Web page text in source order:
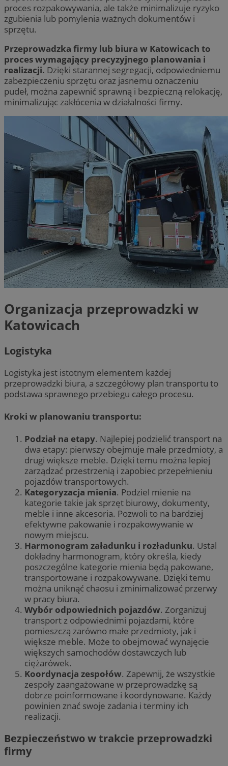
proces rozpakowywania, ale także minimalizuje ryzyko
zgubienia lub pomylenia ważnych dokumentów i
sprzętu.
Przeprowadzka firmy lub biura w Katowicach to
proces wymagający precyzyjnego planowania i
realizacji. Dzięki starannej segregacji, odpowiedniemu
zabezpieczeniu sprzętu oraz jasnemu oznaczeniu
pudeł, można zapewnić sprawną i bezpieczną relokację,
minimalizując zakłócenia w działalności firmy.
Organizacja przeprowadzki w
Katowicach
Logistyka
Logistyka jest istotnym elementem każdej
przeprowadzki biura, a szczegółowy plan transportu to
podstawa sprawnego przebiegu całego procesu.
Kroki w planowaniu transportu:
Podział na etapy. Najlepiej podzielić transport na
dwa etapy: pierwszy obejmuje małe przedmioty, a
drugi większe meble. Dzięki temu można lepiej
zarządzać przestrzenią i zapobiec przepełnieniu
pojazdów transportowych.
Kategoryzacja mienia. Podziel mienie na
kategorie takie jak sprzęt biurowy, dokumenty,
meble i inne akcesoria. Pozwoli to na bardziej
efektywne pakowanie i rozpakowywanie w
nowym miejscu.
Harmonogram załadunku i rozładunku. Ustal
dokładny harmonogram, który określa, kiedy
poszczególne kategorie mienia będą pakowane,
transportowane i rozpakowywane. Dzięki temu
można uniknąć chaosu i zminimalizować przerwy
w pracy biura.
Wybór odpowiednich pojazdów. Zorganizuj
transport z odpowiednimi pojazdami, które
pomieszczą zarówno małe przedmioty, jak i
większe meble. Może to obejmować wynajęcie
większych samochodów dostawczych lub
ciężarówek.
Koordynacja zespołów. Zapewnij, że wszystkie
zespoły zaangażowane w przeprowadzkę są
dobrze poinformowane i koordynowane. Każdy
powinien znać swoje zadania i terminy ich
realizacji.
Bezpieczeństwo w trakcie przeprowadzki
firmy